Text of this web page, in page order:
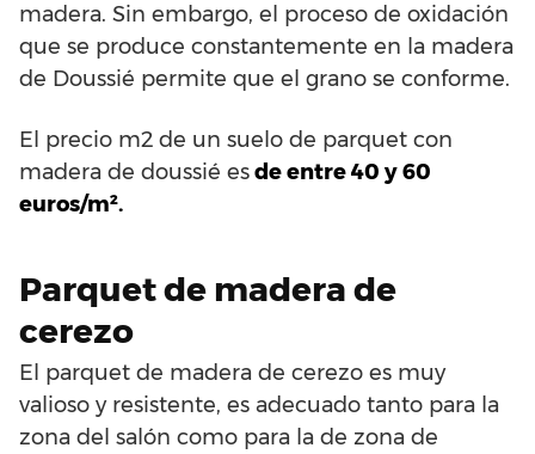
madera. Sin embargo, el proceso de oxidación
que se produce constantemente en la madera
de Doussié permite que el grano se conforme.
El precio m2 de un suelo de parquet con
madera de doussié esde entre 40 y 60
euros/m².
Parquet de madera de
cerezo
El parquet de madera de cerezo es muy
valioso y resistente, es adecuado tanto para la
zona del salón como para la de zona de